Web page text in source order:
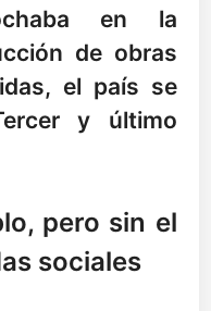
en la
de obras
el país se
y último
pero sin el
sociales